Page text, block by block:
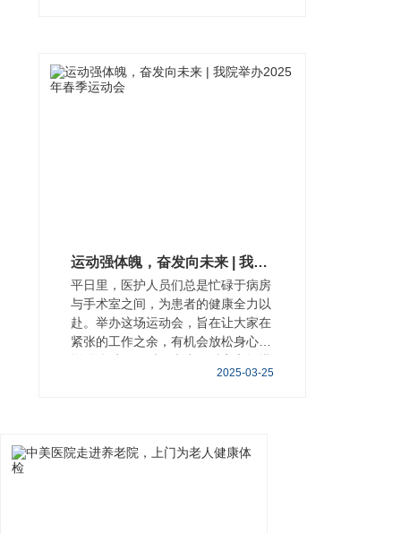
运动强体魄，奋发向未来 | 我院举办2025年春季运动会
平日里，医护人员们总是忙碌于病房
与手术室之间，为患者的健康全力以
赴。举办这场运动会，旨在让大家在
紧张的工作之余，有机会放松身心，
2025-03-25